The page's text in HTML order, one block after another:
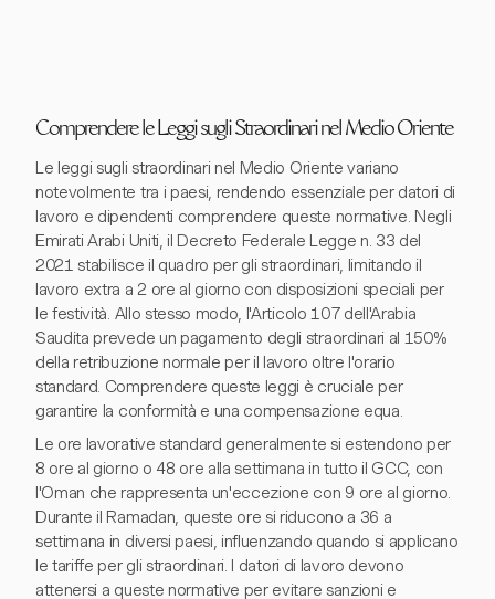
Comprendere le Leggi sugli Straordinari nel Medio Oriente
Le leggi sugli straordinari nel Medio Oriente variano
notevolmente tra i paesi, rendendo essenziale per datori di
lavoro e dipendenti comprendere queste normative. Negli
Emirati Arabi Uniti, il Decreto Federale Legge n. 33 del
2021 stabilisce il quadro per gli straordinari, limitando il
lavoro extra a 2 ore al giorno con disposizioni speciali per
le festività. Allo stesso modo, l'Articolo 107 dell'Arabia
Saudita prevede un pagamento degli straordinari al 150%
della retribuzione normale per il lavoro oltre l'orario
standard. Comprendere queste leggi è cruciale per
garantire la conformità e una compensazione equa.
Le ore lavorative standard generalmente si estendono per
8 ore al giorno o 48 ore alla settimana in tutto il GCC, con
l'Oman che rappresenta un'eccezione con 9 ore al giorno.
Durante il Ramadan, queste ore si riducono a 36 a
settimana in diversi paesi, influenzando quando si applicano
le tariffe per gli straordinari. I datori di lavoro devono
attenersi a queste normative per evitare sanzioni e